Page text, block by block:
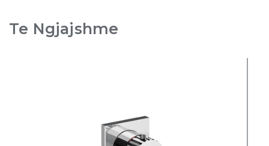
Te Ngjajshme